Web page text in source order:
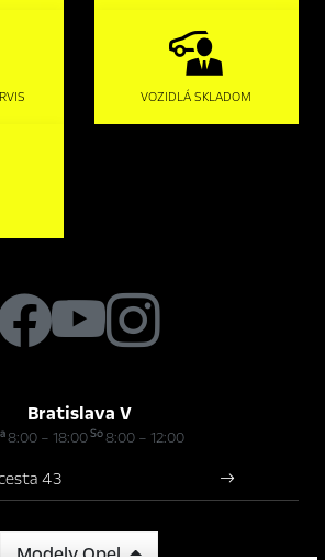
VOZIDLÁ SKLADOM
Bratislava V
8:00 – 18:00So8:00 – 12:00
43
Modely Opel